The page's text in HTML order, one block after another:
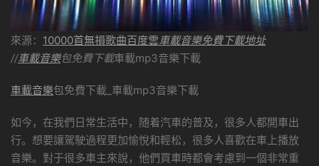
來源： 10000首無損歌曲百度雲車載音樂免費下載地址
//車載音樂包免費下載車載mp3音樂下載
車載音樂包免費下載_車載mp3音樂下載
如今，在我們日常生活中，随着汽車的普及，很多人都開車出
行。想要讓駕駛過程更加愉悅和輕松，很多人喜歡在車上播放
音樂。對于很多車主來說，他們買車時都會考慮到一個非常重